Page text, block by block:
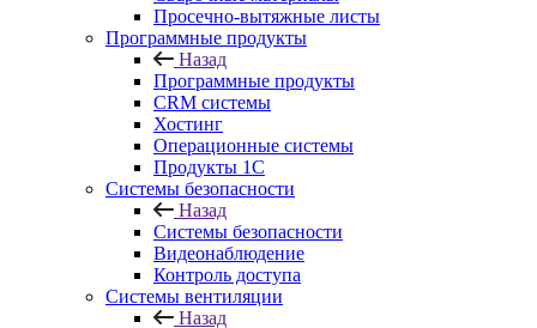
Просечно-вытяжные листы
Программные продукты
Назад
Программные продукты
CRM системы
Хостинг
Операционные системы
Продукты 1С
Системы безопасности
Назад
Системы безопасности
Видеонаблюдение
Контроль доступа
Системы вентиляции
Назад